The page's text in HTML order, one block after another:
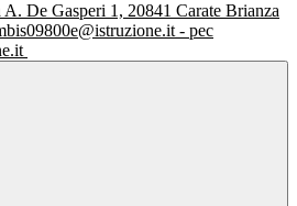
A. De Gasperi 1, 20841 Carate Brianza
- pec